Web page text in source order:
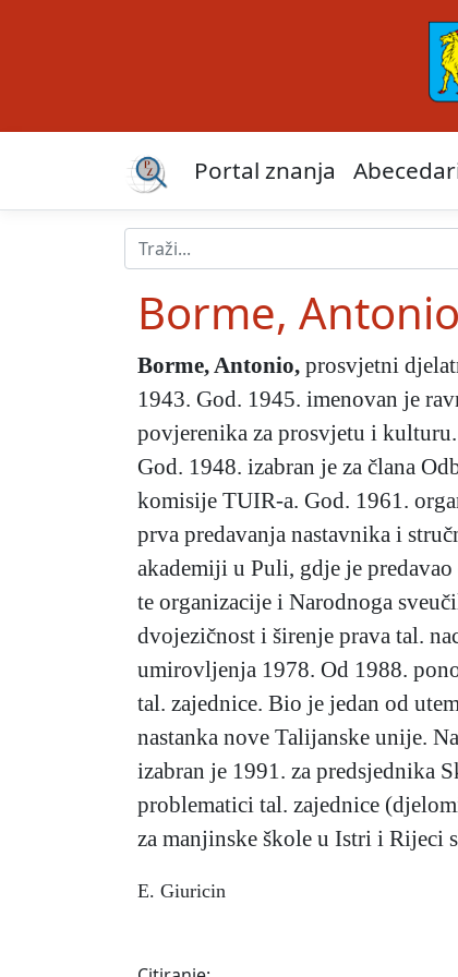
Portal znanja
Borme, Antonio
Borme, Antonio, prosvjetni
1943. God. 1945. imenovan je
povjerenika za prosvjetu i
God. 1948. izabran je za člana
komisije TUIR-a. God. 1961.
prva predavanja nastavnika i
akademiji u Puli, gdje je
te organizacije i Narodnoga
dvojezičnost i širenje prava tal.
umirovljenja 1978. Od 1988.
tal. zajednice. Bio je jedan od
nastanka nove Talijanske unije.
izabran je 1991. za predsjednika
problematici tal. zajednice
za manjinske škole u Istri i Rijeci
E. Giuricin